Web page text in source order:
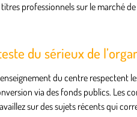
professionnels sur le marché
du sérieux de
du centre respectent
via des fonds publics. Les
sur des sujets récents qui